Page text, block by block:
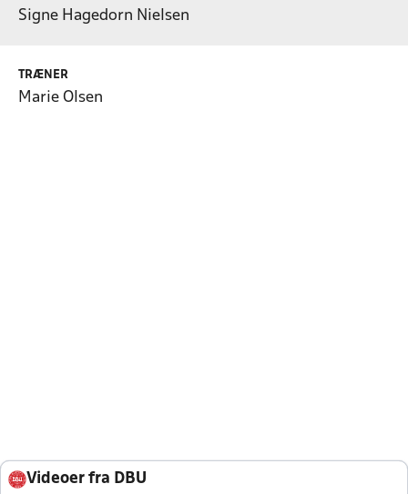
Signe Hagedorn Nielsen
TRÆNER
Marie Olsen
Videoer fra DBU